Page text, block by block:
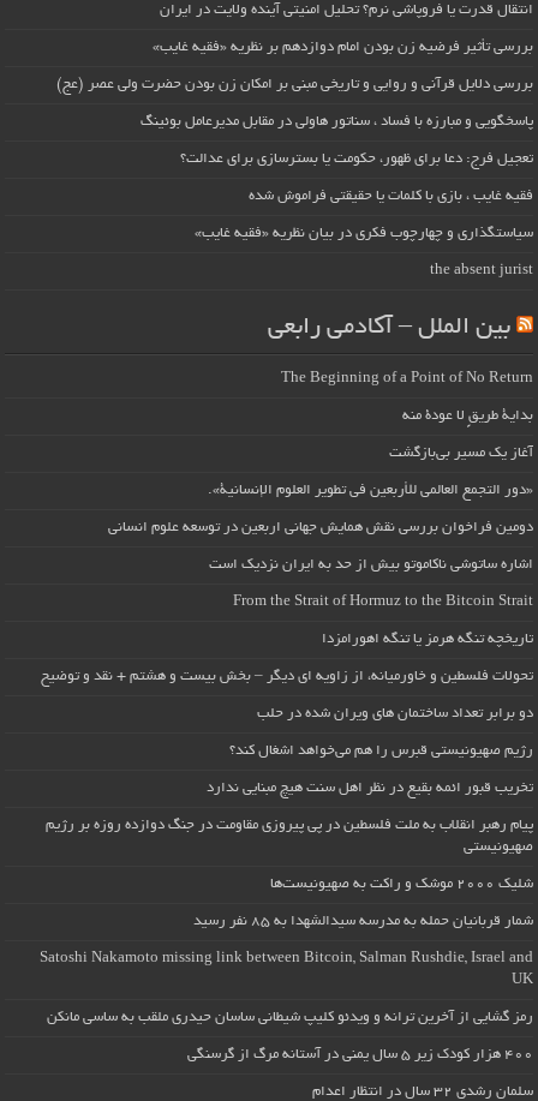
انتقال قدرت یا فروپاشی نرم؟ تحلیل امنیتی آینده ولایت در ایران
بررسی تأثیر فرضیه زن بودن امام دوازدهم بر نظریه «فقیه غایب»
بررسی دلایل قرآنی و روایی و تاریخی مبنی بر امکان زن بودن حضرت ولی عصر (عج)
پاسخگویی و مبارزه با فساد ، سناتور هاولی در مقابل مدیرعامل بوئینگ
تعجیل فرج: دعا برای ظهور، حکومت یا بسترسازی برای عدالت؟
فقیه غایب ، بازی با کلمات یا حقیقتی فراموش شده
سیاستگذاری و چهارچوب فکری در بیان نظریه «فقیه غایب»
the absent jurist
بین الملل – آکادمی رابعی
The Beginning of a Point of No Return
بداية طريقٍ لا عودة منه
آغاز یک مسیر بی‌بازگشت
«دور التجمع العالمي للأربعين في تطوير العلوم الإنسانية».
دومین فراخوان بررسی نقش همایش جهانی اربعین در توسعه علوم انسانی
اشاره ساتوشی ناکاموتو بیش از حد به ایران نزدیک است
From the Strait of Hormuz to the Bitcoin Strait
تاریخچه تنگه هرمز یا تنگه اهورامزدا
تحولات فلسطین و خاورمیانه، از زاویه ای دیگر – بخش بیست و هشتم + نقد و توضیح
دو برابر تعداد ساختمان های ویران شده در حلب
رژیم صهیونیستی قبرس را هم می‌خواهد اشغال کند؟
تخریب قبور ائمه بقیع در نظر اهل سنت هیچ مبنایی ندارد
پیام رهبر انقلاب به ملت فلسطین در پی پیروزی مقاومت در جنگ دوازده روزه بر رژیم
صهیونیستی
شلیک ۲۰۰۰ موشک و راکت به صهیونیست‌ها
شمار قربانیان حمله به مدرسه سیدالشهدا به ۸۵ نفر رسید
Satoshi Nakamoto missing link between Bitcoin, Salman Rushdie, Israel and
UK
رمز گشایی از آخرین ترانه و ویدئو کلیپ شیطانی ساسان حیدری ملقب به ساسی مانکن
۴۰۰ هزار کودک زیر ۵ سال یمنی در آستانه مرگ از گرسنگی
سلمان رشدی ۳۲ سال در انتظار اعدام